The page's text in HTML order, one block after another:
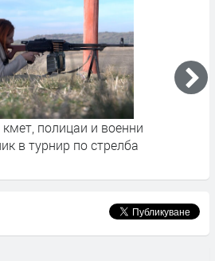
полицаи и военни
в турнир по стрелба